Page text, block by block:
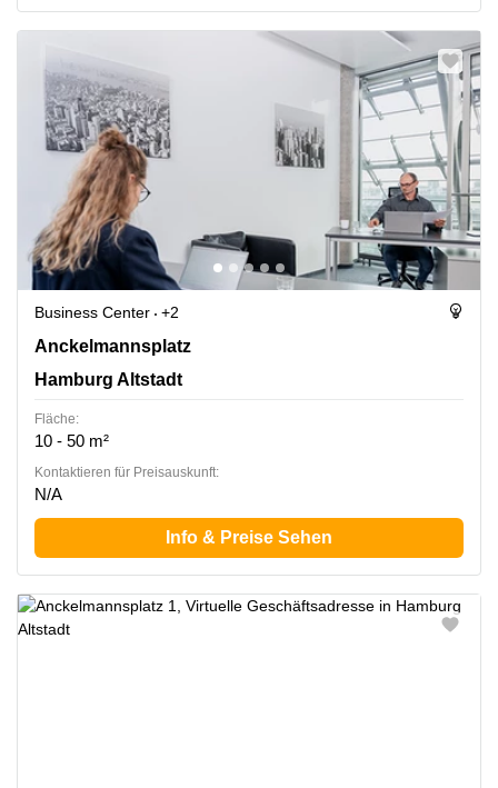
Business Center
+2
Anckelmannsplatz 1, Hamburg Altstadt
Anckelmannsplatz
Hamburg Altstadt
Fläche:
10 - 50 m²
Kontaktieren für Preisauskunft:
N/A
Info & Preise Sehen